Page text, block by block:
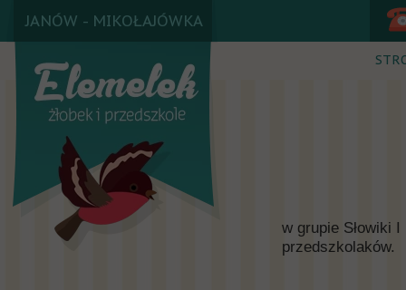
JANÓW - MIKOŁAJÓWKA
w grupie Słowiki
przedszkolaków.